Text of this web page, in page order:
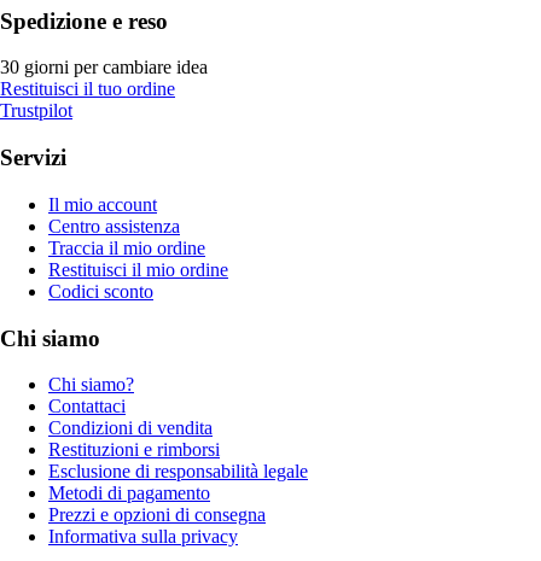
Spedizione e reso
30 giorni per cambiare idea
Restituisci il tuo ordine
Trustpilot
Servizi
Il mio account
Centro assistenza
Traccia il mio ordine
Restituisci il mio ordine
Codici sconto
Chi siamo
Chi siamo?
Contattaci
Condizioni di vendita
Restituzioni e rimborsi
Esclusione di responsabilità legale
Metodi di pagamento
Prezzi e opzioni di consegna
Informativa sulla privacy